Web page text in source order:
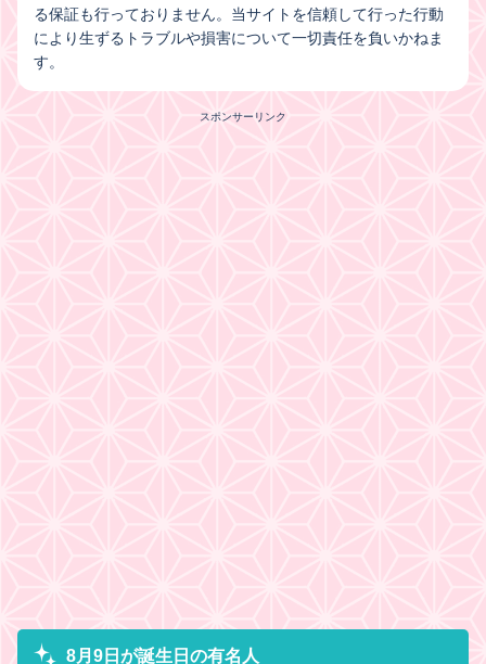
る保証も行っておりません。当サイトを信頼して行った行動
により生ずるトラブルや損害について一切責任を負いかねま
す。
スポンサーリンク
8月9日が誕生日の有名人